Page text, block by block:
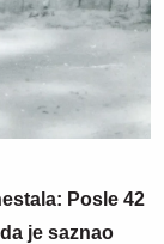
Posle 42
je saznao